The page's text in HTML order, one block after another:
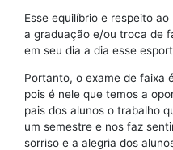
Esse equilíbrio e respeito
a graduação e/ou troca de
em seu dia a dia esse
Portanto, o exame de faixa
pois é nele que temos a
pais dos alunos o trabalho
um semestre e nos faz
sorriso e a alegria dos